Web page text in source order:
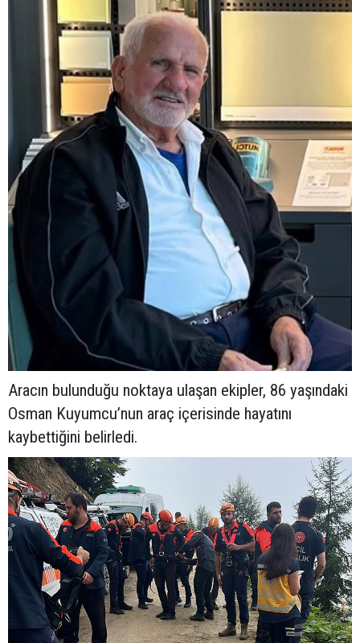
Aracın bulunduğu noktaya ulaşan ekipler, 86 yaşındaki
Osman Kuyumcu’nun araç içerisinde hayatını
kaybettiğini belirledi.